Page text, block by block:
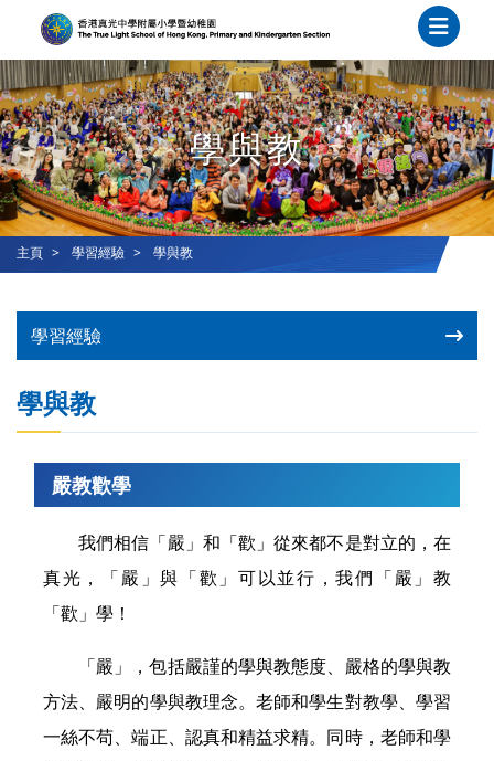
學與教
主頁 學習經驗 學與教
學習經驗
學與教
嚴教歡學
我們相信「嚴」和「歡」從來都不是對立的，在
真光，「嚴」與「歡」可以並行，我們「嚴」教
「歡」學！
「嚴」，包括嚴謹的學與教態度、嚴格的學與教
方法、嚴明的學與教理念。老師和學生對教學、學習
一絲不苟、端正、認真和精益求精。同時，老師和學